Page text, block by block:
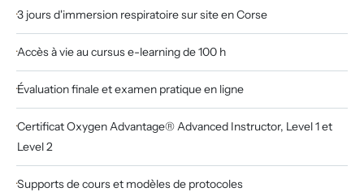
3 jours d'immersion respiratoire sur site en Corse
Accès à vie au cursus e-learning de 100 h
Évaluation finale et examen pratique en ligne
Certificat Oxygen Advantage® Advanced Instructor, Level 1 et
Level 2
Supports de cours et modèles de protocoles